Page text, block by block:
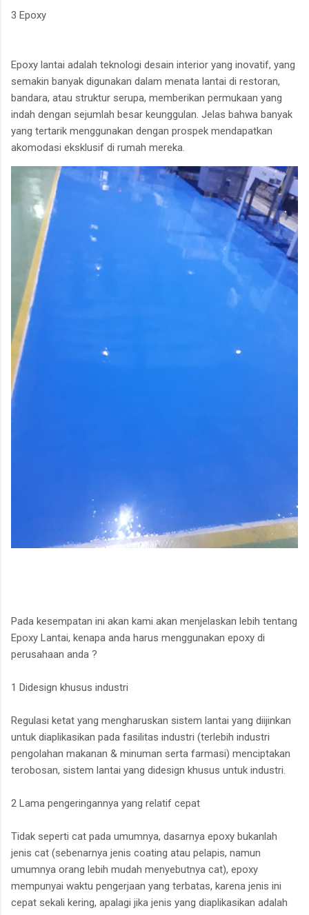
3 Epoxy
Epoxy lantai adalah teknologi desain interior yang inovatif, yang
semakin banyak digunakan dalam menata lantai di restoran,
bandara, atau struktur serupa, memberikan permukaan yang
indah dengan sejumlah besar keunggulan. Jelas bahwa banyak
yang tertarik menggunakan dengan prospek mendapatkan
akomodasi eksklusif di rumah mereka.
Pada kesempatan ini akan kami akan menjelaskan lebih tentang
Epoxy Lantai, kenapa anda harus menggunakan epoxy di
perusahaan anda ?
1 Didesign khusus industri
Regulasi ketat yang mengharuskan sistem lantai yang diijinkan
untuk diaplikasikan pada fasilitas industri (terlebih industri
pengolahan makanan & minuman serta farmasi) menciptakan
terobosan, sistem lantai yang didesign khusus untuk industri.
2 Lama pengeringannya yang relatif cepat
Tidak seperti cat pada umumnya, dasarnya epoxy bukanlah
jenis cat (sebenarnya jenis coating atau pelapis, namun
umumnya orang lebih mudah menyebutnya cat), epoxy
mempunyai waktu pengerjaan yang terbatas, karena jenis ini
cepat sekali kering, apalagi jika jenis yang diaplikasikan adalah